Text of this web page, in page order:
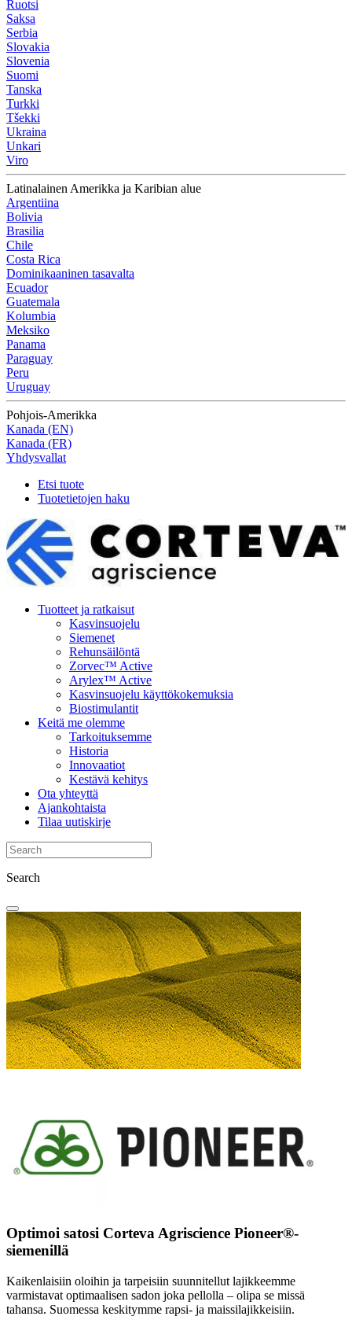
Ruotsi
Saksa
Serbia
Slovakia
Slovenia
Suomi
Tanska
Turkki
Tšekki
Ukraina
Unkari
Viro
Latinalainen Amerikka ja Karibian alue
Argentiina
Bolivia
Brasilia
Chile
Costa Rica
Dominikaaninen tasavalta
Ecuador
Guatemala
Kolumbia
Meksiko
Panama
Paraguay
Peru
Uruguay
Pohjois-Amerikka
Kanada (EN)
Kanada (FR)
Yhdysvallat
Etsi tuote
Tuotetietojen haku
Tuotteet ja ratkaisut
Kasvinsuojelu
Siemenet
Rehunsäilöntä
Zorvec™ Active
Arylex™ Active
Kasvinsuojelu käyttökokemuksia
Biostimulantit
Keitä me olemme
Tarkoituksemme
Historia
Innovaatiot
Kestävä kehitys
Ota yhteyttä
Ajankohtaista
Tilaa uutiskirje
Search
Optimoi satosi Corteva Agriscience Pioneer®-
siemenillä
Kaikenlaisiin oloihin ja tarpeisiin suunnitellut lajikkeemme
varmistavat optimaalisen sadon joka pellolla – olipa se missä
tahansa. Suomessa keskitymme rapsi- ja maissilajikkeisiin.